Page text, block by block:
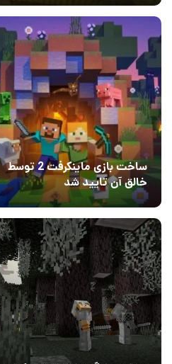
ساخت بازی ماینکرفت 2 توسط
خالق آن تایید شد
۱
04 آبان 1403